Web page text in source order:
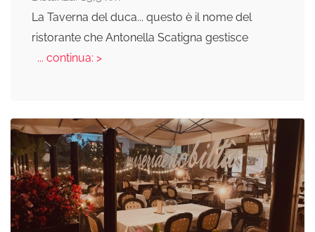
La Taverna del duca... questo è il nome del
ristorante che Antonella Scatigna gestisce
... continua: >